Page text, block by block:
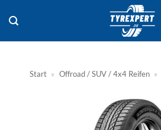
Inhalt
springen
Start » Offroad / SUV / 4x4 Reifen »